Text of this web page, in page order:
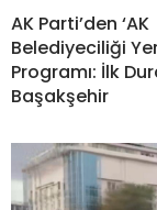
AK Parti’den ‘AK
Belediyeciliği
Programı: İlk
Başakşehir